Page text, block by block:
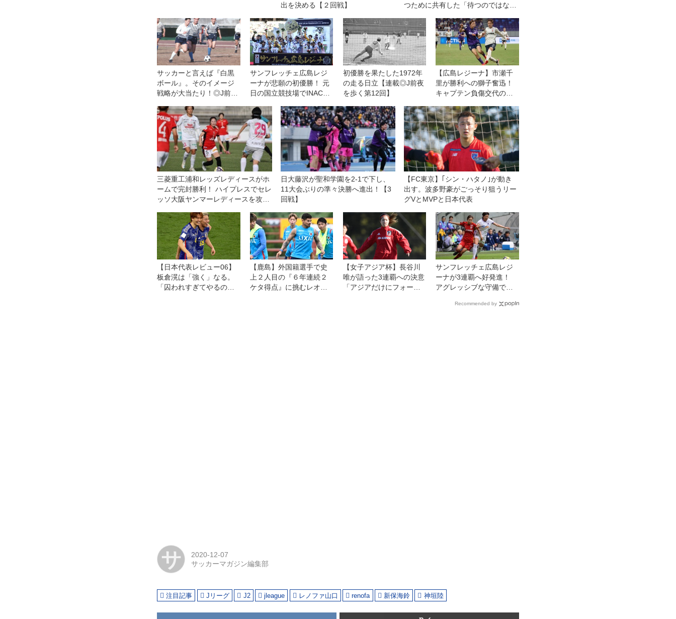
出を決める【２回戦】
つために共有した「待つのではなく
サッカーと言えば『白黒
ボール』。そのイメージ
戦略が大当たり！◎J前夜
サンフレッチェ広島レジ
ーナが悲願の初優勝！ 元
日の国立競技場でINAC神
◎皇后杯決勝
初優勝を果たした1972年
の走る日立【連載◎J前夜
を歩く第12回】
【広島レジーナ】市瀬千
里が勝利への獅子奮迅！
キャプテン負傷交代の緊
ころを、全部自分がや
る」
三菱重工浦和レッズレディースがホ
ームで完封勝利！ ハイプレスでセレ
ッソ大阪ヤンマーレディースを攻守
日大藤沢が聖和学園を2-1で下し、
11大会ぶりの準々決勝へ進出！【3
回戦】
【FC東京】｢シン・ハタノ｣が動き
出す。波多野豪がごっそり狙うリー
グVとMVPと日本代表
【日本代表レビュー06】
板倉滉は「強く」なる。
「囚われすぎてやるのも
【鹿島】外国籍選手で史
上２人目の『６年連続２
ケタ得点』に挑むレオ・
【女子アジア杯】長谷川
唯が語った3連覇への決意
「アジアだけにフォーカ
サンフレッチェ広島レジ
ーナが3連覇へ好発進！
アグレッシブな守備でリ
戸を下す◎WEリーグクラ
Recommended by
サ
2020-12-07
サッカーマガジン編集部
注目記事 Jリーグ J2 jleague レノファ山口 renofa 新保海鈴 神垣陸